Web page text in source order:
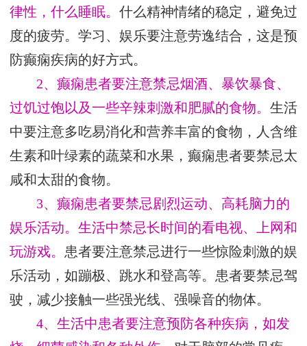
律性，什么睡眠。 什么精神情绪的稳定，避免过
度的疲劳。学习、娱乐要注意劳逸结合，这是预
防癫痫疾病的好方式。
2、癫痫患者要注意禁忌烟酒、暴饮暴食、
过饥过饱以及一些辛辣刺激和肥腻的食物。 生活
中要注意多吃易消化和营养丰富的食物，人含维
生素和叶绿素的蔬菜和水果，癫痫患者要禁忌太
咸和太甜的食物。
3、癫痫患者要禁忌剧烈运动、高耗脑力的
娱乐活动。生活中禁忌长时间的看电视、上网和
玩游戏。 患者要注意禁忌进行一些惊险刺激的娱
乐活动，如蹦极、跳水和登高等。患者要禁忌驾
驶，减少接触一些强光线、强噪音的物体。
4、生活中患者要注意预防各种疾病，如发